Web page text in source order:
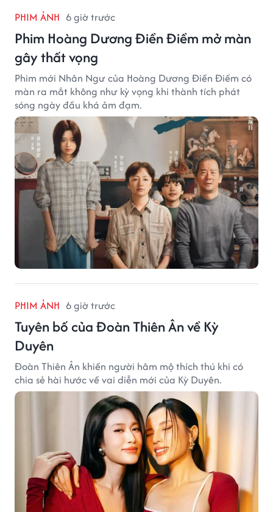
PHIM ẢNH 6 giờ trước
Phim Hoàng Dương Điền Điềm mở màn
gây thất vọng
Phim mới Nhân Ngư của Hoàng Dương Điền Điềm có
màn ra mắt không như kỳ vọng khi thành tích phát
sóng ngày đầu khá ảm đạm.
PHIM ẢNH 6 giờ trước
Tuyên bố của Đoàn Thiên Ân về Kỳ
Duyên
Đoàn Thiên Ân khiến người hâm mộ thích thú khi có
chia sẻ hài hước về vai diễn mới của Kỳ Duyên.